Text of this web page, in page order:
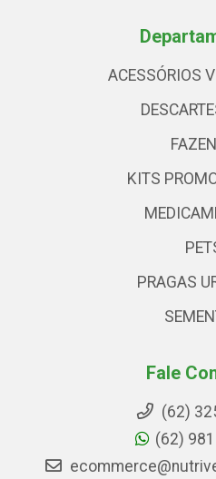
ACESSÓRIOS
KITS
PRAGAS
Fale
(62)
(62)